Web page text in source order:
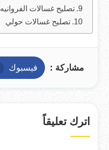
تصليح غسالات الفروانيه
تصليح غسالات حولي
مشاركة : فيسبوك
اترك تعليقاً